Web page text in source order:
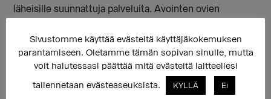
läheisille suunnattuja palveluita. Avointen ovien
verkostoitua muiden ammattilaisten kanssa.
Klo 13.30-13.45 Mitä sukupuolen moninaisuus on?
Klo 14.15-15.00 Transtukipisteen palvelujen esittely
klo 15.30-15.45 Lasten tukeminen
Sivustomme käyttää evästeitä käyttäjäkokemuksen
parantamiseen. Oletamme tämän sopivan sinulle, mutta
voit halutessasi päättää mitä evästeitä laitteellesi
tallennetaan evästeaseuksista. KYLLÄ Ei